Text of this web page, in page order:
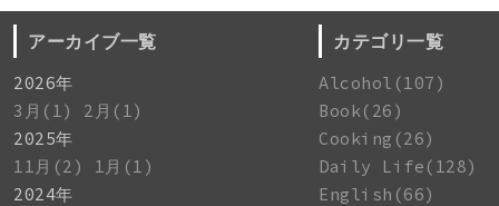
アーカイブ一覧
2026年
3月(1)
2月(1)
2025年
11月(2)
1月(1)
2024年
カテゴリ一覧
Alcohol(107)
Book(26)
Cooking(26)
Daily Life(128)
English(66)